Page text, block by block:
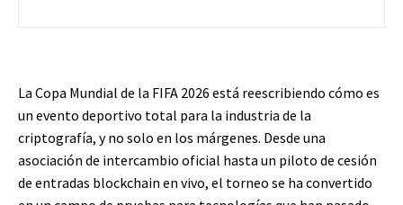
La Copa Mundial de la FIFA 2026 está reescribiendo cómo es
un evento deportivo total para la industria de la
criptografía, y no solo en los márgenes. Desde una
asociación de intercambio oficial hasta un piloto de cesión
de entradas blockchain en vivo, el torneo se ha convertido